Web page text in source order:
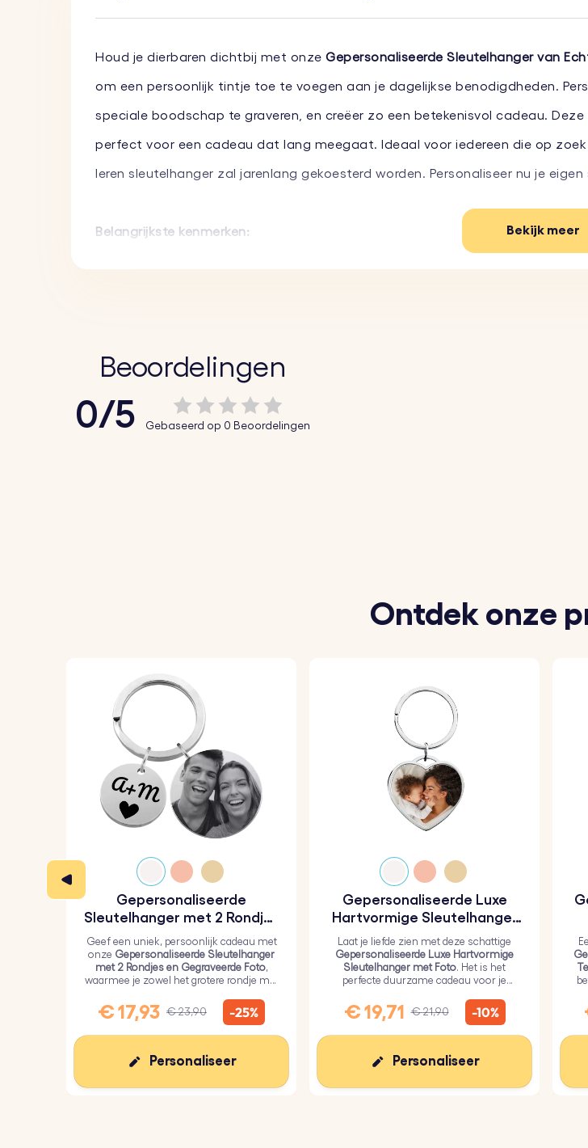
Houd je dierbaren dichtbij met onze Gepersonaliseerde Sleutelhanger van
om een persoonlijk tintje toe te voegen aan je dagelijkse benodigdheden.
speciale boodschap te graveren, en creëer zo een betekenisvol cadeau.
perfect voor een cadeau dat lang meegaat. Ideaal voor iedereen die op
leren sleutelhanger zal jarenlang gekoesterd worden. Personaliseer nu je
Belangrijkste kenmerken:
meegaat. Verkrijgbaar in zwart en grijs om bij je stijl te passen of bij de
♥Acryl fotohouder: De acryl fotohouder zorgt ervoor dat je foto beschermd
Afmetingen leren sleutelhanger: 82 mm x 36 mm
Afmetingen acrylfotohouder:
Ringafmetingen:25 mm x 25 mm
Materiaal:echt leer
Kleur: Bruin, Grijs
Bekijk meer
Beoordelingen
0/5 Gebaseerd op 0 Beoordelingen
Ontdek onze
Gepersonaliseerde
Sleutelhanger met 2 Rondjes
en Gegraveerde Foto
Geef een uniek, persoonlijk cadeau met
onze Gepersonaliseerde Sleutelhanger
met 2 Rondjes en Gegraveerde Foto,
waarmee je zowel het grotere rondje met
rondje met tekst kunt graveren.
€ 17,93 € 23,90 -25%
Personaliseer
Gepersonaliseerde Luxe
Hartvormige Sleutelhanger
met Foto
Laat je liefde zien met deze schattige
Gepersonaliseerde Luxe Hartvormige
Sleutelhanger met Foto. Het is het
perfecte duurzame cadeau voor je
epoxyglaslaag.
€ 19,71 € 21,90 -10%
Personaliseer